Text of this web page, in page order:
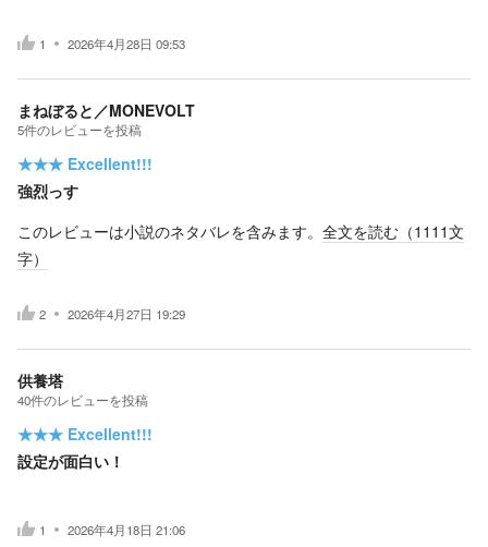
1 2026年4月28日 09:53
まねぼると／MONEVOLT
5件のレビューを投稿
★★★ Excellent!!!
強烈っす
このレビューは小説のネタバレを含みます。 全文を読む（1111文
字）
2 2026年4月27日 19:29
供養塔
40件のレビューを投稿
★★★ Excellent!!!
設定が面白い！
1 2026年4月18日 21:06